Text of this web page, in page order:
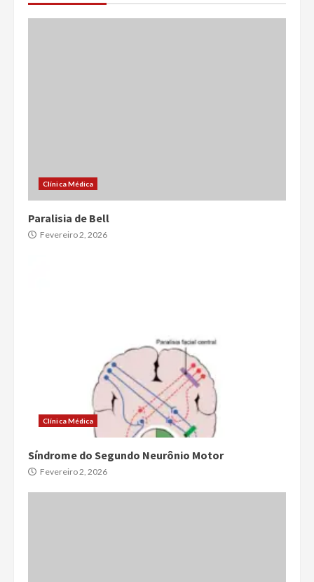
Clínica Médica
Paralisia de Bell
Fevereiro 2, 2026
Clínica Médica
Síndrome do Segundo Neurônio Motor
Fevereiro 2, 2026